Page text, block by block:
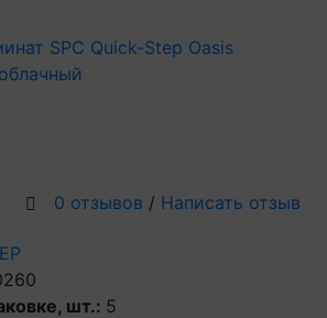
0 отзывов / Написать отзыв
шт.: 5